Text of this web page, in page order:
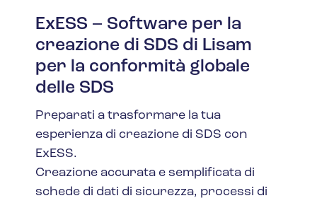
ExESS – Software per la
creazione di SDS di Lisam
per la conformità globale
delle SDS
Preparati a trasformare la tua
esperienza di creazione di SDS con
ExESS.
Creazione accurata e semplificata di
schede di dati di sicurezza, processi di